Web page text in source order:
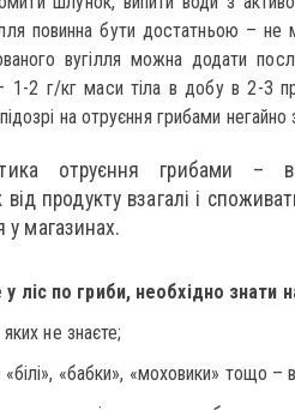
повинна бути достатньою –
вугілля можна додати
1-2 г/кг маси тіла в добу в 2-3
на отруєння грибами негайно
отруєння грибами –
продукту взагалі і
у магазинах.
ліс по гриби, необхідно знати
не знаєте;
«білі», «бабки», «моховики» тощо –